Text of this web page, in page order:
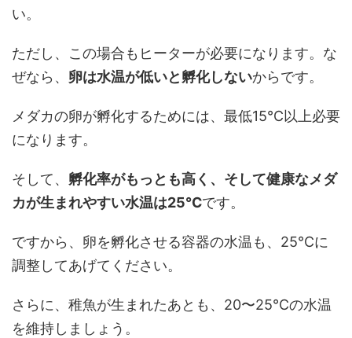
い。
ただし、この場合もヒーターが必要になります。な
ぜなら、 卵は水温が低いと孵化しないからです。
メダカの卵が孵化するためには、最低15℃以上必要
になります。
そして、 孵化率がもっとも高く、そして健康なメダ
カが生まれやすい水温は25℃です。
ですから、卵を孵化させる容器の水温も、25℃に
調整してあげてください。
さらに、稚魚が生まれたあとも、20〜25℃の水温
を維持しましょう。